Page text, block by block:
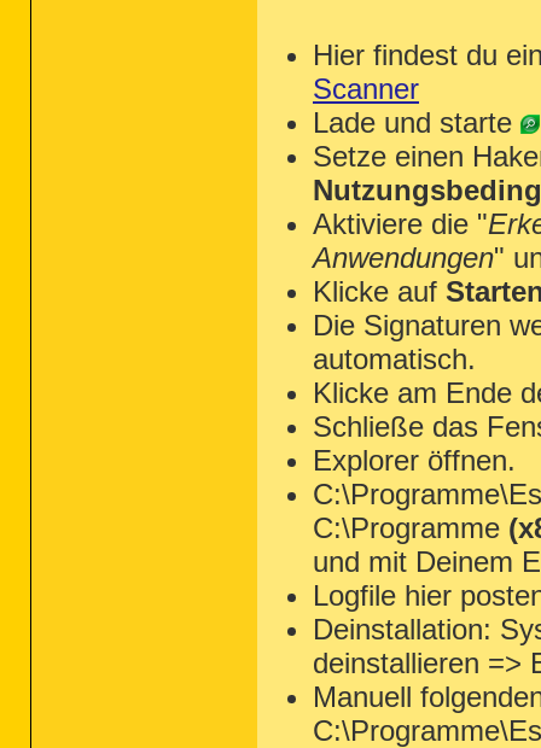
Hier findest du
Scanner
Lade und starte
Setze einen
Aktiviere die "
Anwendungen"
Klicke auf
Die Signaturen
automatisch.
Klicke am Ende
Schließe das
Explorer öffnen.
C:\Programme
und mit Deinem
Logfile hier
Deinstallation:
deinstallieren =>
Manuell